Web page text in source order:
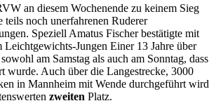
an diesem Wochenende zu keinem Sieg
teils noch unerfahrenen Ruderer
Speziell Amatus Fischer bestätigte mit
Leichtgewichts-Jungen Einer 13 Jahre über
am Samstag als auch am Sonntag, dass
wurde. Auch über die Langestrecke, 3000
in Mannheim mit Wende durchgeführt wird
zweiten Platz.